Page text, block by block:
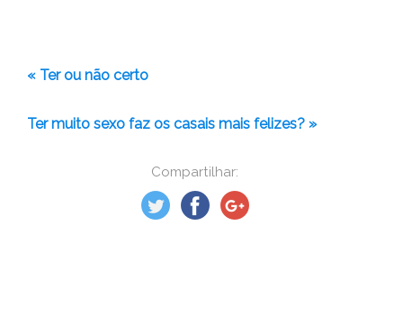
Compartilhar:
« Ter ou não certo
Ter muito sexo faz os casais mais felizes? »